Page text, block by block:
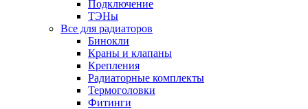
Подключение
ТЭНы
Все для радиаторов
Бинокли
Краны и клапаны
Крепления
Радиаторные комплекты
Термоголовки
Фитинги